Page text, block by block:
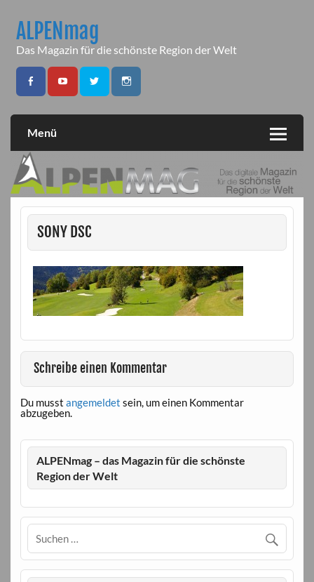
contentALPENmag
Das Magazin für die schönste Region der Welt
Menü
SONY DSC
Schreibe einen Kommentar
Du musst angemeldet sein, um einen Kommentar
abzugeben.
ALPENmag – das Magazin für die schönste
Region der Welt